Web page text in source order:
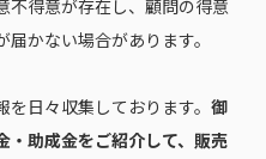
不得意が存在し、顧問の得意
かない場合があります。
日々収集しております。 御
・助成金をご紹介して、販売